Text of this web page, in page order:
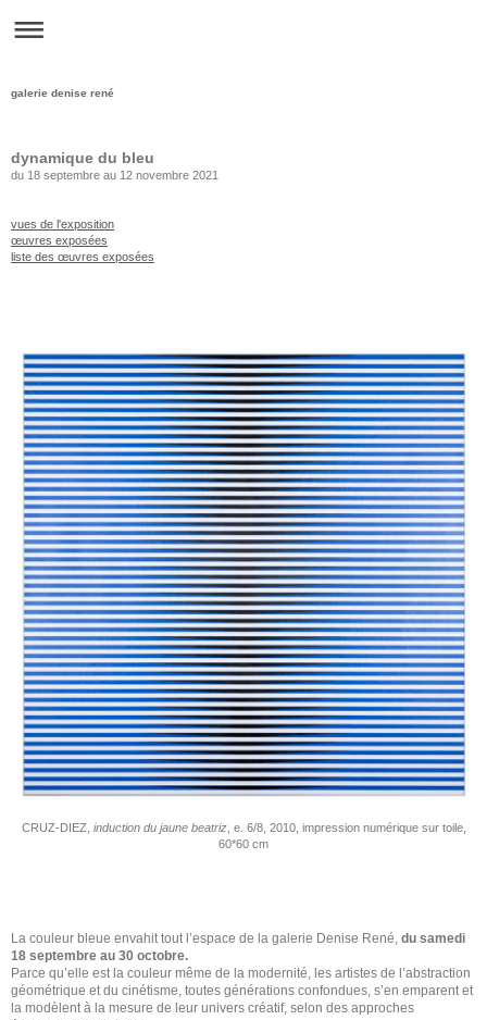
galerie denise rené
dynamique du bleu
du 18 septembre au 12 novembre 2021
vues de l'exposition
œuvres exposées
liste des œuvres exposées
CRUZ-DIEZ, induction du jaune beatriz, e. 6/8, 2010, impression numérique sur toile,
60*60 cm
La couleur bleue envahit tout l’espace de la galerie Denise René, du samedi
18 septembre au 30 octobre.
Parce qu’elle est la couleur même de la modernité, les artistes de l’abstraction
géométrique et du cinétisme, toutes générations confondues, s’en emparent et
la modèlent à la mesure de leur univers créatif, selon des approches